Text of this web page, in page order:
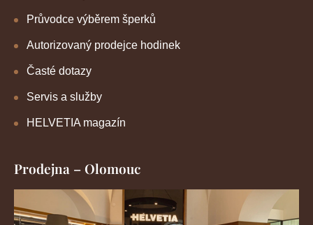
Průvodce výběrem šperků
Autorizovaný prodejce hodinek
Časté dotazy
Servis a služby
HELVETIA magazín
Prodejna – Olomouc